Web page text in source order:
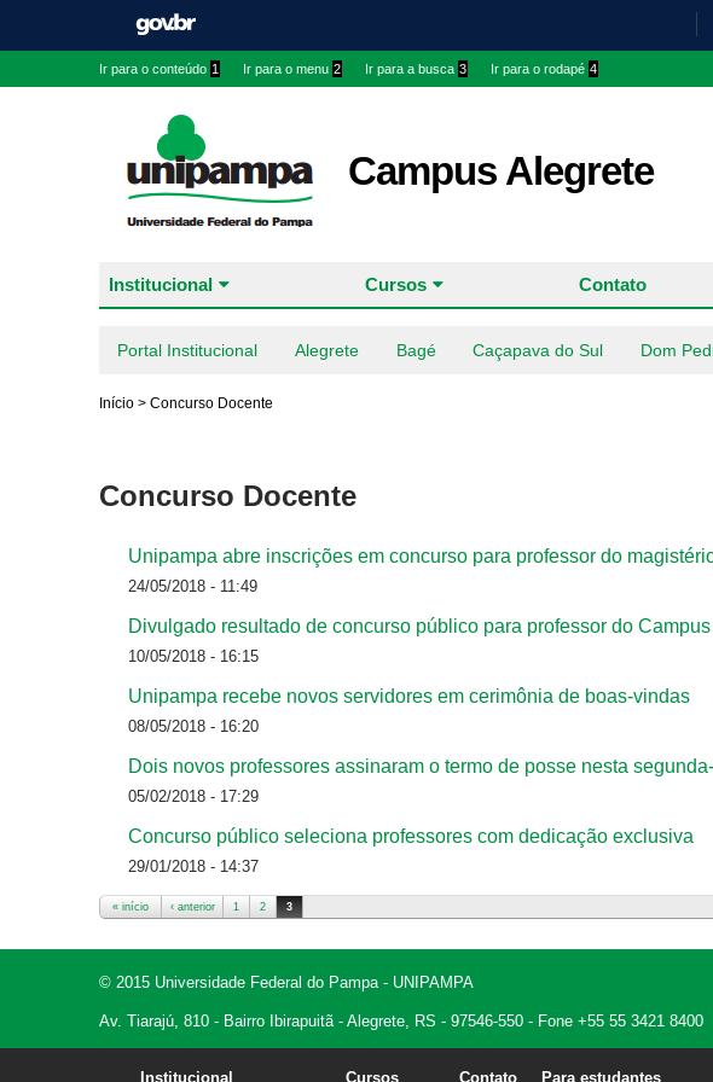
Ir para o conteúdo 1 Ir para o menu 2 Ir para a busca 3 Ir para o rodapé 4
Campus Alegrete
Institucional Cursos Contato
Portal Institucional Alegrete Bagé Caçapava do Sul Dom
Início > Concurso Docente
Concurso Docente
Unipampa abre inscrições em concurso para professor do
24/05/2018 - 11:49
Divulgado resultado de concurso público para professor do
10/05/2018 - 16:15
Unipampa recebe novos servidores em cerimônia de boas-vindas
08/05/2018 - 16:20
Dois novos professores assinaram o termo de posse nesta
05/02/2018 - 17:29
Concurso público seleciona professores com dedicação exclusiva
29/01/2018 - 14:37
« início ‹ anterior 1 2 3
© 2015 Universidade Federal do Pampa - UNIPAMPA
Av. Tiarajú, 810 - Bairro Ibirapuitã - Alegrete, RS - 97546-550 - Fone +55 55 3421 8400
Institucional Cursos Contato Para estudantes